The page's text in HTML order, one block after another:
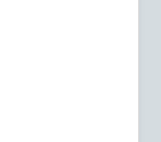
Școlar